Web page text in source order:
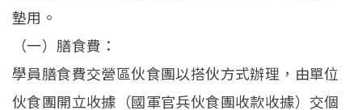
墊用。
（一）膳食費：
學員膳食費交營區伙食團以搭伙方式辦理，由單位
伙食團開立收據（國軍官兵伙食團收款收據）交個